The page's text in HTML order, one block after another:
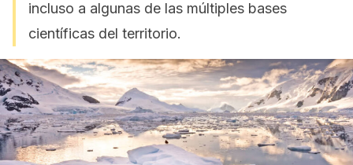
incluso a algunas de las múltiples bases
científicas del territorio.